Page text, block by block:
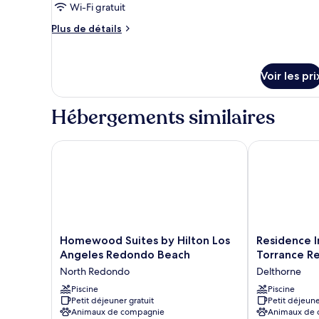
canapé-
lit
(Mobility
chambre :
Suite,
Accessible)
Wi-Fi gratuit
Plus de détails
Plus
type
chambre
1
Voir les
Hébergements similaires
Homewood
Suites
Hilton
Los
Angeles
Redondo
Homewood Suites by Hilton Los
Angeles Redondo Beach
North Redondo
Piscine
Petit déjeuner gratuit
Animaux de compagnie
Homewood Suites by Hilton Los Angeles Redondo
Residence
Inn
Marriott
Torrance
Redondo
Beach
Residence
Torrance
Delthorne
Piscine
Petit
Animaux de
Residence